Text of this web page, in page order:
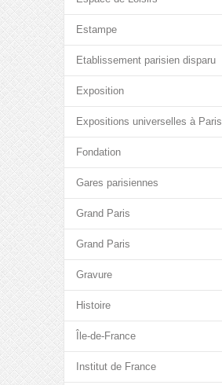
Estampe
Etablissement parisien disparu
Exposition
Expositions universelles à Paris
Fondation
Gares parisiennes
Grand Paris
Grand Paris
Gravure
Histoire
Île-de-France
Institut de France